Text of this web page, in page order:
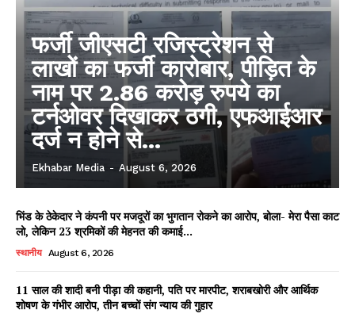
फर्जी जीएसटी रजिस्ट्रेशन से
लाखों का फर्जी कारोबार, पीड़ित के
नाम पर 2.86 करोड़ रुपये का
टर्नओवर दिखाकर ठगी, एफआईआर
दर्ज न होने से...
Ekhabar Media - August 6, 2026
भिंड के ठेकेदार ने कंपनी पर मजदूरों का भुगतान रोकने का आरोप, बोला- मेरा पैसा काट
लो, लेकिन 23 श्रमिकों की मेहनत की कमाई...
स्थानीय August 6, 2026
11 साल की शादी बनी पीड़ा की कहानी, पति पर मारपीट, शराबखोरी और आर्थिक
शोषण के गंभीर आरोप, तीन बच्चों संग न्याय की गुहार